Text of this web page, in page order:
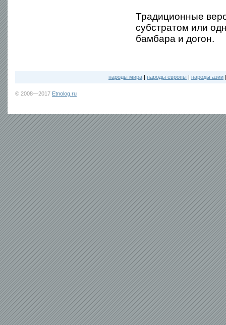
Традиционные
субстратом или
бамбара и догон.
народы мира | народы европы | народы азии
© 2008—2017 Etnolog.ru